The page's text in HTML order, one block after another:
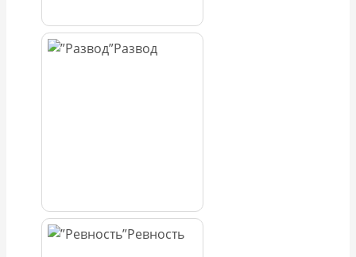
Развод
Ревность